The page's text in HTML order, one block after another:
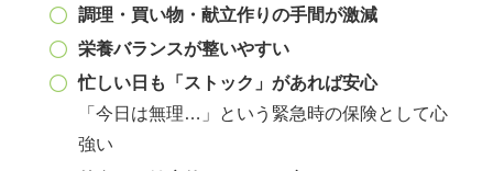
調理・買い物・献立作りの手間が激減
栄養バランスが整いやすい
忙しい日も「ストック」があれば安心
「今日は無理…」という緊急時の保険として心
強い